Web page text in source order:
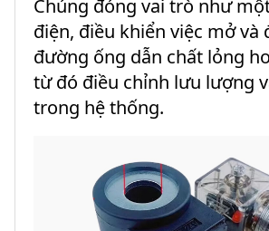
Chúng đóng vai trò như
điện, điều khiển việc mở và
đường ống dẫn chất lỏng
từ đó điều chỉnh lưu lượng
trong hệ thống.